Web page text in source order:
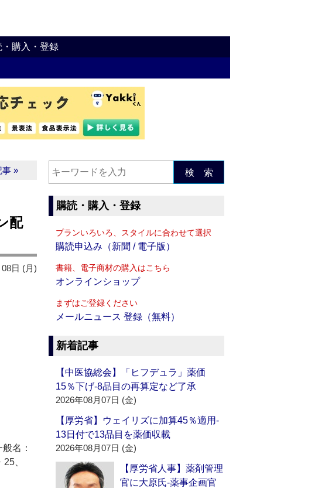
・購入・登録
事 »
配
日 (月)
名：
、
検 索
購読・購入・登録
プランいろいろ、スタイルに合わせて選択
購読申込み（新聞 / 電子版）
書籍、電子商材の購入はこちら
オンラインショップ
まずはご登録ください
メールニュース 登録（無料）
新着記事
【中医協総会】「ヒフデュラ」薬価
15％下げ‐8品目の再算定など了承
2026年08月07日 (金)
【厚労省】ウェイリズに加算45％適用‐
13日付で13品目を薬価収載
2026年08月07日 (金)
【厚労省人事】薬剤管理
官に大原氏‐薬事企画官